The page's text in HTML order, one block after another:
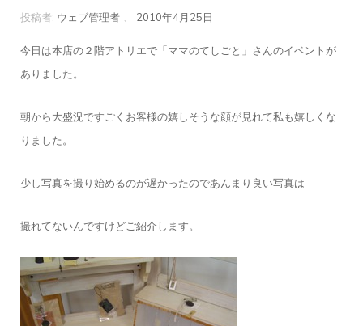
投稿者: ウェブ管理者 、 2010年4月25日
今日は本店の２階アトリエで「ママのてしごと」さんのイベントが
ありました。
朝から大盛況ですごくお客様の嬉しそうな顔が見れて私も嬉しくな
りました。
少し写真を撮り始めるのが遅かったのであんまり良い写真は
撮れてないんですけどご紹介します。